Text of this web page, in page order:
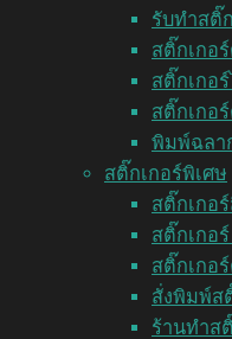
รับทำสติ๊
สติ๊กเกอ
สติ๊กเกอ
สติ๊กเกอ
พิมพ์ฉลา
สติ๊กเกอร์พิเศษ
สติ๊กเกอ
สติ๊กเกอ
สติ๊กเกอ
สั่งพิมพ์ส
ร้านทำส